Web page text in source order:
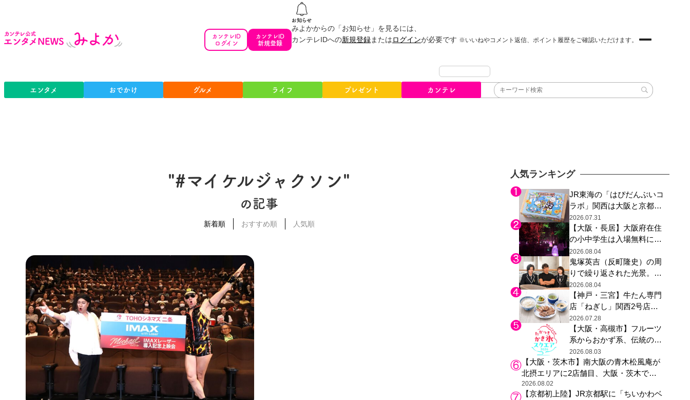
カンテレID
ログイン
カンテレID
新規登録
みよかからの「お知らせ」を見るには、
カンテレIDへの新規登録またはログインが必要です ※いいねやコメント返信、ポイント履歴をご確認いただけます。
エンタメ おでかけ グルメ ライフ プレゼント カンテレ
"#マイケルジャクソン"
の記事
新着順 おすすめ順 人気順
人気ランキング
JR東海の「はぴだんぶいコ
ラボ」関西は大阪と京都の
み、日焼けしたポチャッコ
らサンリオキャラが描かれ
た駅弁やグッズが登場
2026.07.31
【大阪・長居】大阪府在住
の小中学生は入場無料に、
チームラボが「夏休みの自
由研究の課題に」と「ボタ
ニカルガーデン 大阪」へ招
待
2026.08.04
鬼塚英吉（反町隆史）の周
りで繰り返された光景。ド
ラマ『GTO』第３話で光っ
た演出の巧みさ
2026.08.04
【神戸・三宮】牛たん専門
店「ねぎし」関西2号店が
登場、ファンら「8月が待
ち遠しい」と早くから注目
2026.07.28
【大阪・高槻市】フルーツ
系からおかず系、伝統の天
然氷まで人気店が集結、高
槻阪急スクエアで「かき
氷」祭り
2026.08.03
【大阪・茨木市】南大阪の青木松風庵が
北摂エリアに2店舗目、大阪・茨木で
も“焼きたて”の月化粧が食べられる
2026.08.02
【京都初上陸】JR京都駅に「ちいかわベ